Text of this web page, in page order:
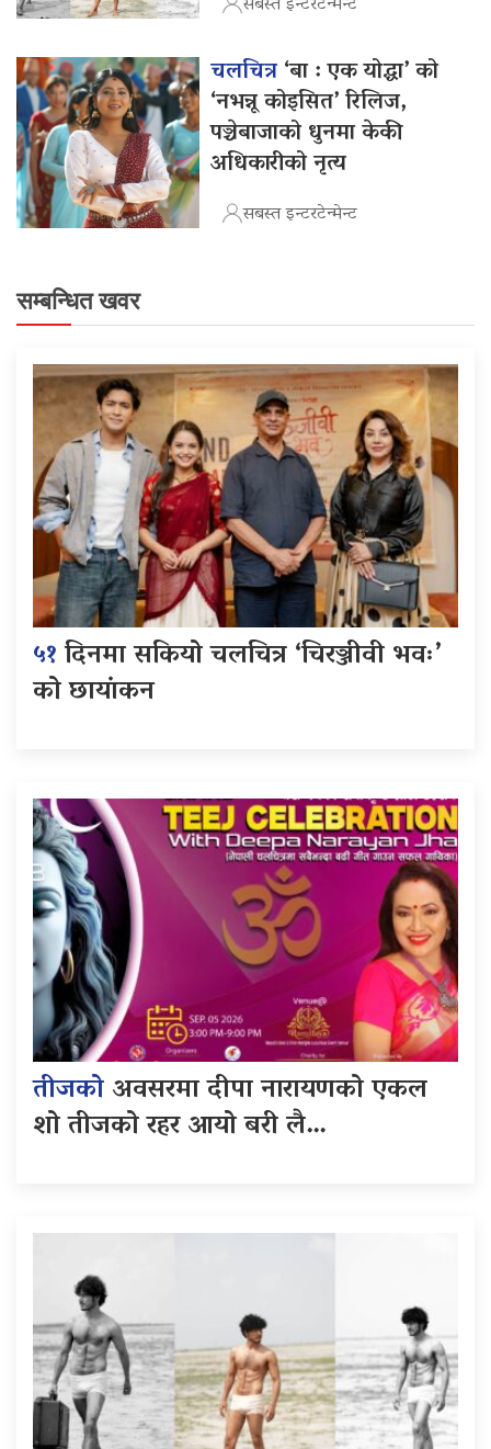
चलचित्र‘बा : एक योद्धा’ को
‘नभन्नू कोइसित’ रिलिज,
पञ्चेबाजाको धुनमा केकी
अधिकारीको नृत्य
सबस्त इन्टरटेन्मेन्ट
सम्बन्धित खवर
५१दिनमा सकियो चलचित्र ‘चिरञ्जीवी भवः’
को छायांकन
तीजकोअवसरमा दीपा नारायणको एकल
शो तीजको रहर आयो बरी लै…